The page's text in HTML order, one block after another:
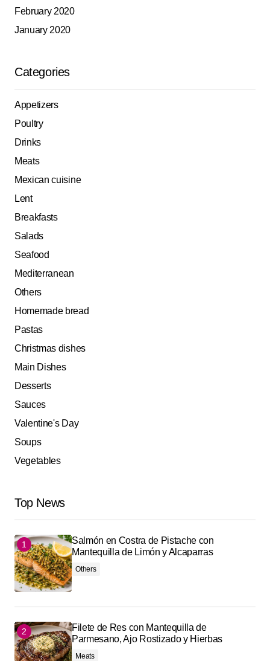
February 2020
January 2020
Categories
Appetizers
Poultry
Drinks
Meats
Mexican cuisine
Lent
Breakfasts
Salads
Seafood
Mediterranean
Others
Homemade bread
Pastas
Christmas dishes
Main Dishes
Desserts
Sauces
Valentine's Day
Soups
Vegetables
Top News
Salmón en Costra de Pistache con
Mantequilla de Limón y Alcaparras
Others
Filete de Res con Mantequilla de
Parmesano, Ajo Rostizado y Hierbas
Meats